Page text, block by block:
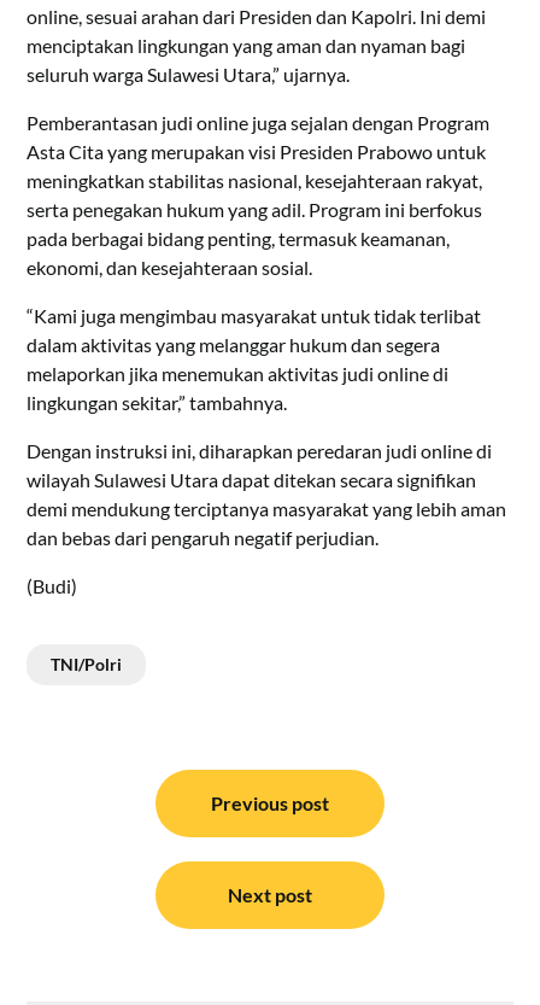
online, sesuai arahan dari Presiden dan Kapolri. Ini demi
menciptakan lingkungan yang aman dan nyaman bagi
seluruh warga Sulawesi Utara,” ujarnya.
Pemberantasan judi online juga sejalan dengan Program
Asta Cita yang merupakan visi Presiden Prabowo untuk
meningkatkan stabilitas nasional, kesejahteraan rakyat,
serta penegakan hukum yang adil. Program ini berfokus
pada berbagai bidang penting, termasuk keamanan,
ekonomi, dan kesejahteraan sosial.
“Kami juga mengimbau masyarakat untuk tidak terlibat
dalam aktivitas yang melanggar hukum dan segera
melaporkan jika menemukan aktivitas judi online di
lingkungan sekitar,” tambahnya.
Dengan instruksi ini, diharapkan peredaran judi online di
wilayah Sulawesi Utara dapat ditekan secara signifikan
demi mendukung terciptanya masyarakat yang lebih aman
dan bebas dari pengaruh negatif perjudian.
(Budi)
TNI/Polri
Previous post
Next post